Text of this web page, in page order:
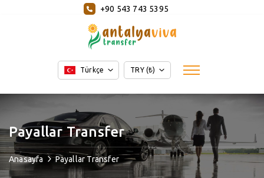
+90 543 743 5395
Türkçe TRY (₺)
Payallar Transfer
Anasayfa Payallar Transfer